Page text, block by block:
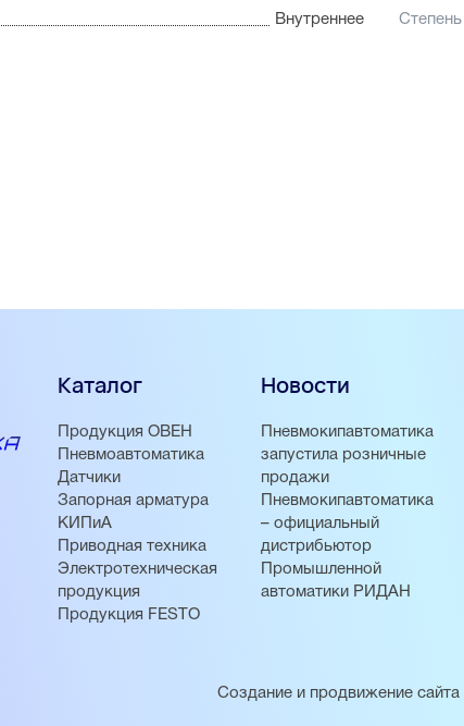
Внутреннее
Каталог
Продукция ОВЕН
Пневмоавтоматика
Датчики
Запорная арматура
КИПиА
Приводная техника
Электротехническая
продукция
Продукция FESTO
Новости
Пневмокипавтоматика
запустила розничные
продажи
Пневмокипавтоматика
– официальный
дистрибьютор
Промышленной
автоматики РИДАН
Создание и продвижение сайта